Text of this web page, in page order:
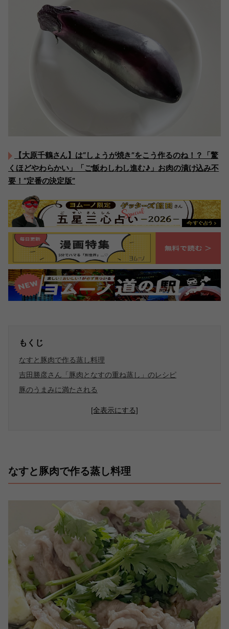
【大原千鶴さん】は“しょうが焼き”をこう作るのね！？「驚
くほどやわらかい」「ご飯わしわし進む♪」お肉の漬け込み不
要！“定番の決定版”
もくじ
なすと豚肉で作る蒸し料理
吉田勝彦さん「豚肉となすの重ね蒸し」のレシピ
豚のうまみに満たされる
[全表示にする]
なすと豚肉で作る蒸し料理